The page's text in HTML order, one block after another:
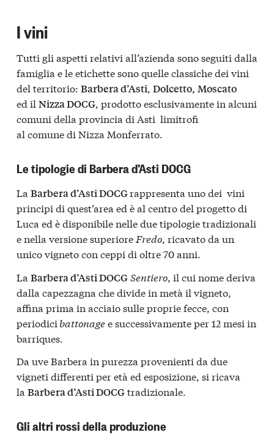
I vini
Tutti gli aspetti relativi all’azienda sono seguiti dalla
famiglia e le etichette sono quelle classiche dei vini
del territorio: Barbera d’Asti, Dolcetto, Moscato
ed il Nizza DOCG, prodotto esclusivamente in alcuni
comuni della provincia di Asti limitrofi
al comune di Nizza Monferrato.
Le tipologie di Barbera d’Asti DOCG
La Barbera d’Asti DOCGrappresenta uno dei vini
principi di quest’area ed è al centro del progetto di
Luca ed è disponibile nelle due tipologie tradizionali
e nella versione superiore Fredo, ricavato da un
unico vigneto con ceppi di oltre 70 anni.
La Barbera d’Asti DOCGSentiero , il cui nome deriva
dalla capezzagna che divide in metà il vigneto,
affina prima in acciaio sulle proprie fecce, con
periodici battonagee successivamente per 12 mesi in
barriques.
Da uve Barbera in purezza provenienti da due
vigneti differenti per età ed esposizione, si ricava
la Barbera d’Asti DOCGtradizionale.
Gli altri rossi della produzione